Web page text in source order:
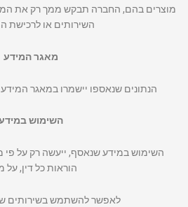
מוצרים בהם, החברה תבקש ממך רק את
השירותים או לרכישת
מאגר המידע
הנתונים שנאספו יישמרו במאגר
השימוש
השימוש במידע שנאסף, ייעשה רק על פי
הוראות כל דין, על
לאפשר להשתמש בשירותים